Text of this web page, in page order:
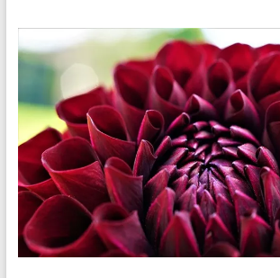
holistique
:
psychologue,
et
praticienne
en
thérapie
brève